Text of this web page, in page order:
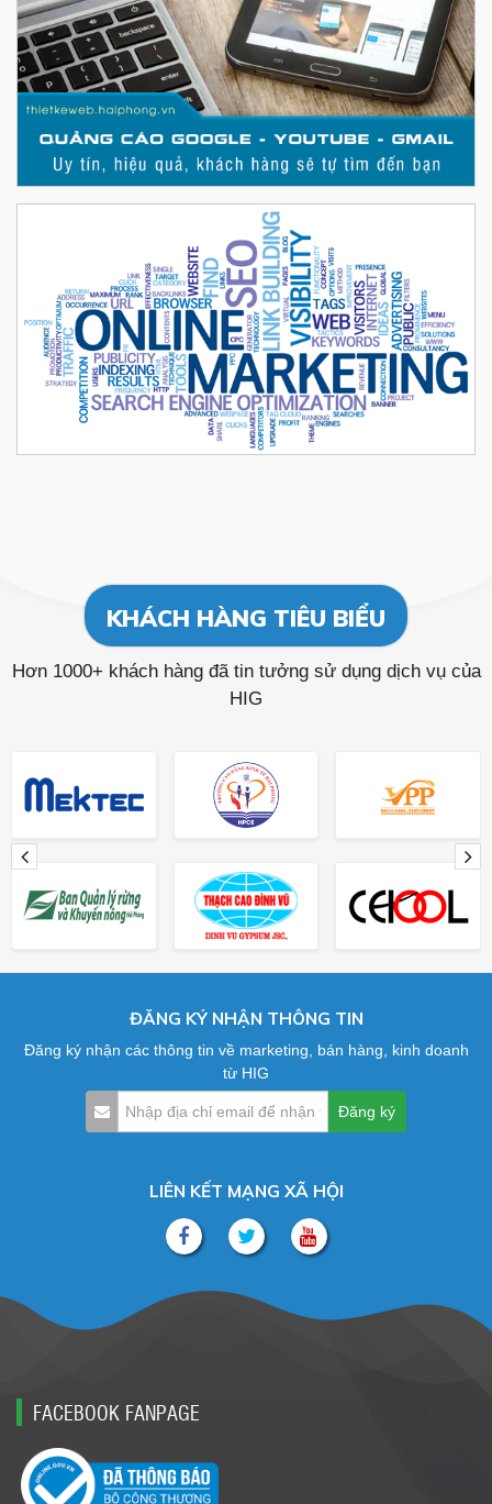
KHÁCH HÀNG TIÊU BIỂU
Hơn 1000+ khách hàng đã tin tưởng sử dụng dịch vụ của
HIG
ĐĂNG KÝ NHẬN THÔNG TIN
Đăng ký nhận các thông tin về marketing, bán hàng, kinh doanh
từ HIG
LIÊN KẾT MẠNG XÃ HỘI
FACEBOOK FANPAGE